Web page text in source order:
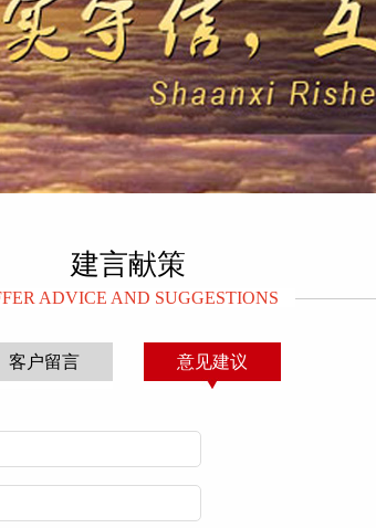
建言献策
ADVICE AND SUGGESTIONS
客户留言 意见建议